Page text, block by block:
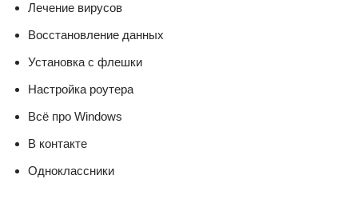
Лечение вирусов
Восстановление данных
Установка с флешки
Настройка роутера
Всё про Windows
В контакте
Одноклассники